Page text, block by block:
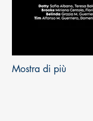
Mostra di più